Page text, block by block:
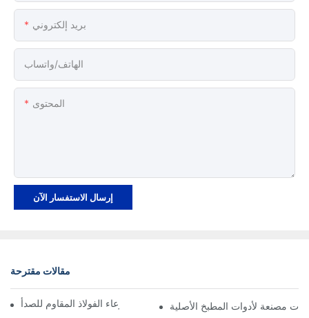
بريد إلكتروني
الهاتف/واتساب
المحتوى
إرسال الاستفسار الآن
مقالات مقترحة
كل ما تحتاج لمعرفته حول وعاء الفولاذ المقاوم للصدأ